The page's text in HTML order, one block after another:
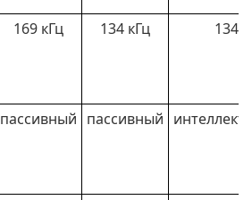
169 кГц 134 кГц 134
пассивный пассивный